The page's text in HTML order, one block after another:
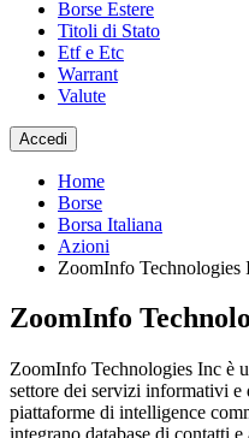
Borse Estere
Titoli di Stato
Etf e Etc
Warrant
Valute
Accedi
Home
Borse
Borsa Italiana
Azioni
ZoomInfo Technologies
ZoomInfo
ZoomInfo Technologies Inc è
settore dei servizi informativi
piattaforme di intelligence